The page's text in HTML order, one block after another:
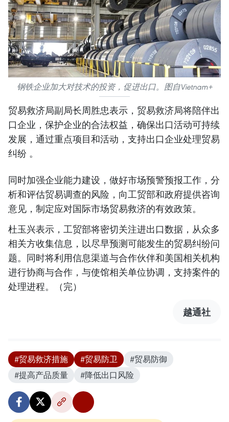
钢铁企业加大对技术的投资，促进出口。图自Vietnam+
贸易救济局副局长周胜忠表示，贸易救济局将陪伴出
口企业，保护企业的合法权益，确保出口活动可持续
发展，通过重点项目和活动，支持出口企业处理贸易
纠纷 。
同时加强企业能力建设，做好市场预警预报工作，分
析和评估贸易调查的风险，向工贸部和政府提供咨询
意见，制定应对国际市场贸易救济的有效政策。
杜玉兴表示，工贸部将密切关注进出口数据，从众多
相关方收集信息，以尽早预测可能发生的贸易纠纷问
题。同时将利用信息渠道与合作伙伴和美国相关机构
进行协商与合作，与使馆相关单位协调，支持案件的
处理进程。（完）
越通社
#贸易救济措施 #贸易防卫
#贸易防御
#提高产品质量
#降低出口风险